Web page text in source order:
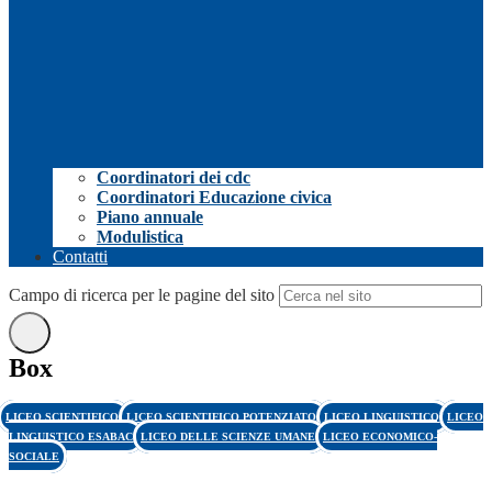
Coordinatori dei cdc
Coordinatori Educazione civica
Piano annuale
Modulistica
Contatti
Campo di ricerca per le pagine del sito
Box
LICEO SCIENTIFICO LICEO SCIENTIFICO POTENZIATO LICEO LINGUISTICO LICEO
LINGUISTICO ESABAC LICEO DELLE SCIENZE UMANE LICEO ECONOMICO-
SOCIALE